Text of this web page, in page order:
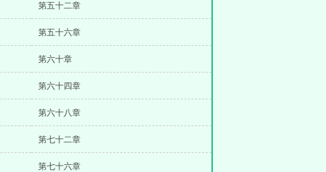
第五十二章
第五十六章
第六十章
第六十四章
第六十八章
第七十二章
第七十六章